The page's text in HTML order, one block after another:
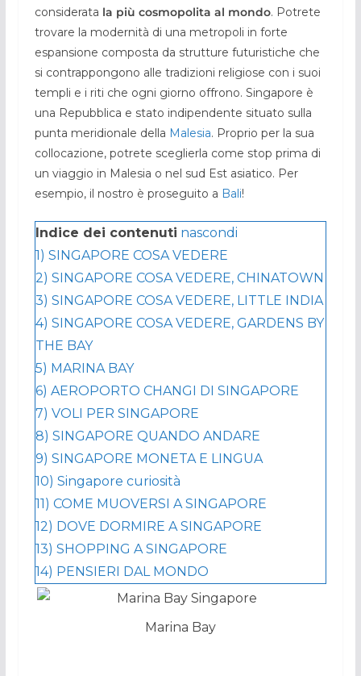
considerata la più cosmopolita al mondo. Potrete
trovare la modernità di una metropoli in forte
espansione composta da strutture futuristiche che
si contrappongono alle tradizioni religiose con i suoi
templi e i riti che ogni giorno offrono. Singapore è
una Repubblica e stato indipendente situato sulla
punta meridionale della Malesia. Proprio per la sua
collocazione, potrete sceglierla come stop prima di
un viaggio in Malesia o nel sud Est asiatico. Per
esempio, il nostro è proseguito a Bali!
Indice dei contenuti nascondi
1) SINGAPORE COSA VEDERE
2) SINGAPORE COSA VEDERE, CHINATOWN
3) SINGAPORE COSA VEDERE, LITTLE INDIA
4) SINGAPORE COSA VEDERE, GARDENS BY
THE BAY
5) MARINA BAY
6) AEROPORTO CHANGI DI SINGAPORE
7) VOLI PER SINGAPORE
8) SINGAPORE QUANDO ANDARE
9) SINGAPORE MONETA E LINGUA
10) Singapore curiosità
11) COME MUOVERSI A SINGAPORE
12) DOVE DORMIRE A SINGAPORE
13) SHOPPING A SINGAPORE
14) PENSIERI DAL MONDO
Marina Bay